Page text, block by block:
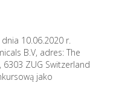
10.06.2020 r.
B.V, adres: The
ZUG Switzerland
jako